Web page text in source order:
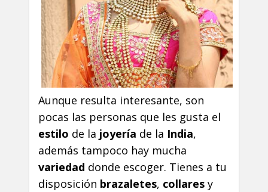
Aunque resulta interesante, son
pocas las personas que les gusta el
estilo de la joyería de la India,
además tampoco hay mucha
variedad donde escoger. Tienes a tu
disposición brazaletes, collares y